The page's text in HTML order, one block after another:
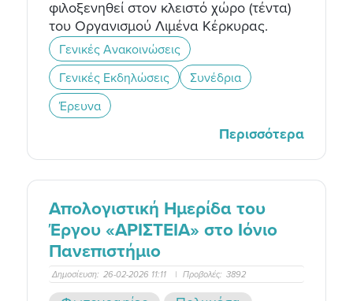
φιλοξενηθεί στον κλειστό χώρο (τέντα)
του Οργανισμού Λιμένα Κέρκυρας.
Γενικές Ανακοινώσεις
Γενικές Εκδηλώσεις
Συνέδρια
Έρευνα
Περισσότερα
Απολογιστική Ημερίδα του
Έργου «ΑΡΙΣΤΕΙΑ» στο Ιόνιο
Πανεπιστήμιο
Δημοσίευση: 26-02-2026 11:11 | Προβολές: 3892